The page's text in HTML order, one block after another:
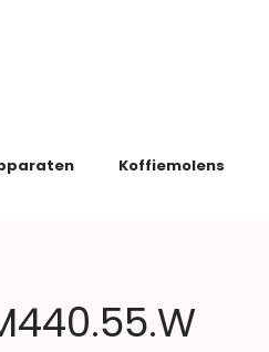
Koffiemolens